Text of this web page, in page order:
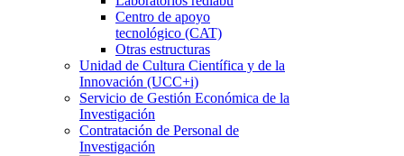
Centro de apoyo
tecnológico (CAT)
Otras estructuras
Unidad de Cultura Científica y de la
Innovación (UCC+i)
Servicio de Gestión Económica de la
Investigación
Contratación de Personal de
Investigación